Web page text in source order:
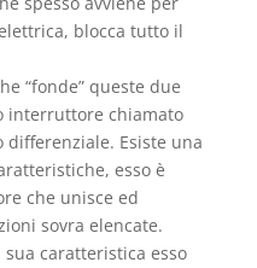
blocca tutto il
“fonde” queste due
interruttore chiamato
Esiste una
esso è
che unisce ed
sovra elencate.
caratteristica esso